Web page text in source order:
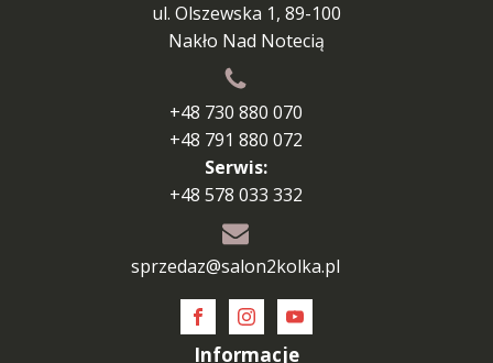
ul. Olszewska 1, 89-100
Nakło Nad Notecią
+48 730 880 070
+48 791 880 072
Serwis:
+48 578 033 332
sprzedaz@salon2kolka.pl
Informacje